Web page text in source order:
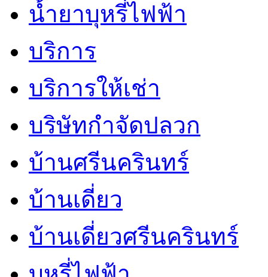
น้ำยาบุหรี่ไฟฟ้า
บริการ
บริการให้เช่า
บริษัทกำจัดปลวก
บ้านศรีนครินทร์
บ้านเดี่ยว
บ้านเดี่ยวศรีนครินทร์